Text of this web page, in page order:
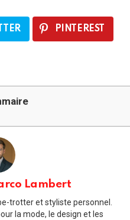
PINTEREST
Lambert
trotter et styliste personnel.
la mode, le design et les